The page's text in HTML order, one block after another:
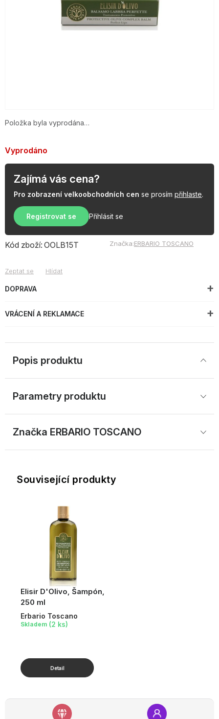
Položka byla vyprodána…
Vyprodáno
Zajímá vás cena?
Pro zobrazení velkoobchodních cen se prosím přihlaste.
Registrovat se Přihlásit se
Kód zboží: OOLB15T Značka:ERBARIO TOSCANO
Zeptat se Hlídat
DOPRAVA
VRÁCENÍ A REKLAMACE
Popis produktu
Parametry produktu
Značka ERBARIO TOSCANO
Související produkty
Elisir D'Olivo, Šampón,
250 ml
Erbario Toscano
Skladem (2 ks)